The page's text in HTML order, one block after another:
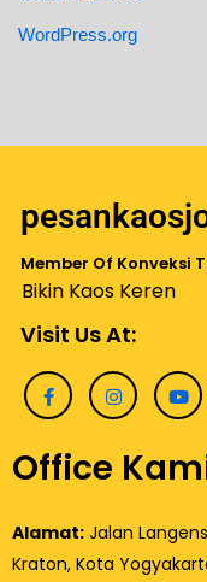
WordPress.org
Member Of Konveksi
Bikin Kaos Keren
Visit Us At:
Office
Alamat: Jalan
Kraton, Kota